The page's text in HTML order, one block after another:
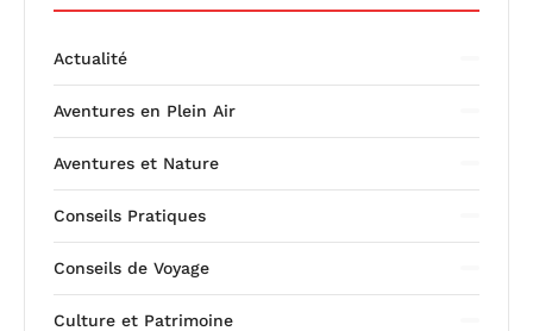
Actualité
Aventures en Plein Air
Aventures et Nature
Conseils Pratiques
Conseils de Voyage
Culture et Patrimoine